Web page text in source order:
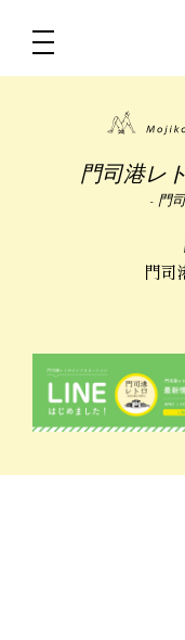
門司港レ
- 門
門司